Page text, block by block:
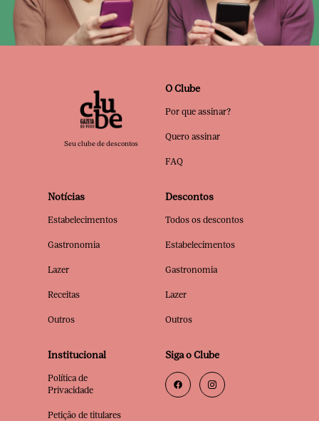
Seu clube de descontos
O Clube
Por que assinar?
Quero assinar
FAQ
Notícias
Estabelecimentos
Gastronomia
Lazer
Receitas
Outros
Descontos
Todos os descontos
Estabelecimentos
Gastronomia
Lazer
Outros
Institucional
Política de
Privacidade
Petição de titulares
Siga o Clube